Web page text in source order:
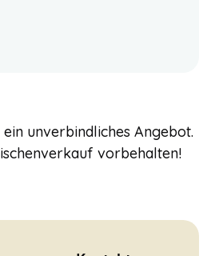
ein unverbindliches Angebot.
vorbehalten!